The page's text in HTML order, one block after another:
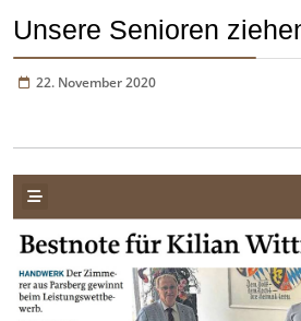
Unsere Senioren
22. November 2020